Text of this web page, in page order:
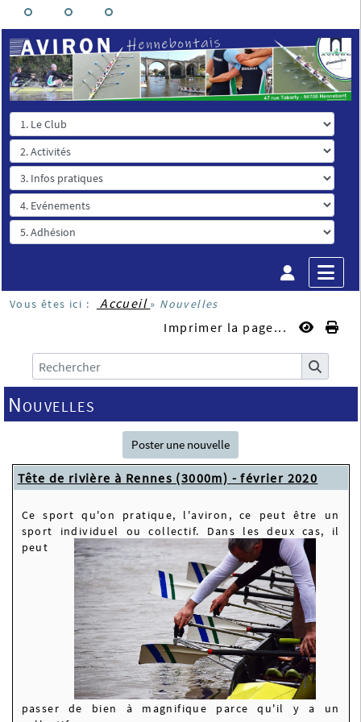
Vous êtes ici : Accueil » Nouvelles
Imprimer la page...
Nouvelles
Poster une nouvelle
Tête de rivière à Rennes (3000m) - février 2020
Ce sport qu'on pratique, l'aviron, ce peut être un
sport individuel ou collectif. Dans les deux cas, il
peut
passer de bien à magnifique parcequ'il y a un